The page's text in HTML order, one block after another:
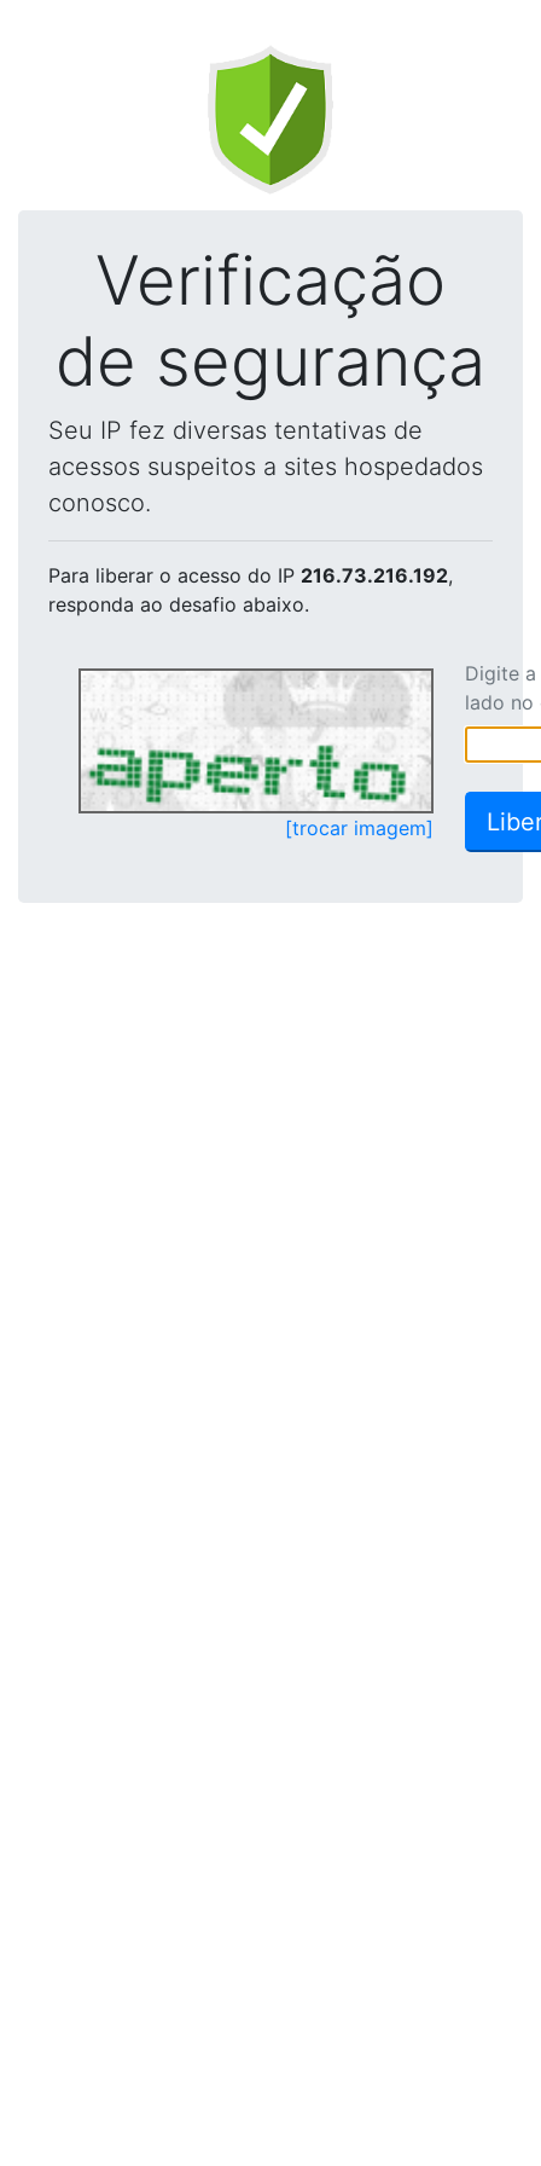
Verificação
de segurança
Seu IP fez diversas tentativas de
acessos suspeitos a sites hospedados
conosco.
Para liberar o acesso do IP 216.73.216.192,
responda ao desafio abaixo.
[trocar imagem]
Digite
lado no